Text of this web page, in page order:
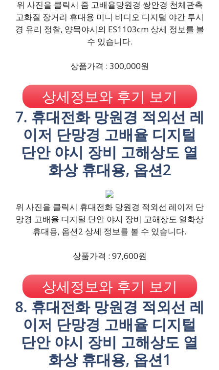
위 사진을 클릭시 줌 고배율망원경 쌍안경 천체관측
고화질 장거리 휴대용 미니 비디오 디지털 야간 투시
경 유리 정찰, 양목야시의 ES1103cm 상세 정보를 볼
수 있습니다.
상품가격 : 300,000원
상세정보와 후기 보기
7. 휴대전화 망원경 적외선 레
이저 단망경 고배율 디지털
단안 야시 장비 고해상도 열
화상 휴대용, 옵션2
위 사진을 클릭시 휴대전화 망원경 적외선 레이저 단
망경 고배율 디지털 단안 야시 장비 고해상도 열화상
휴대용, 옵션2 상세 정보를 볼 수 있습니다.
상품가격 : 97,600원
상세정보와 후기 보기
8. 휴대전화 망원경 적외선 레
이저 단망경 고배율 디지털
단안 야시 장비 고해상도 열
화상 휴대용, 옵션1